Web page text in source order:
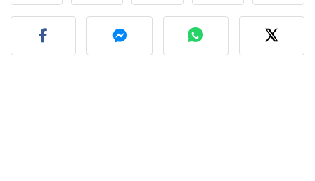
Fez esta receita?